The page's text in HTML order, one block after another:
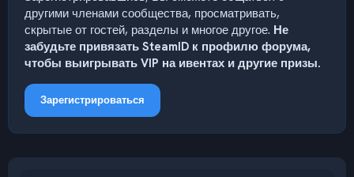
другими членами сообщества, просматривать,
скрытые от гостей, разделы и многое другое. Не
забудьте привязать SteamID к профилю форума,
чтобы выигрывать VIP на ивентах и другие призы.
Зарегистрироваться